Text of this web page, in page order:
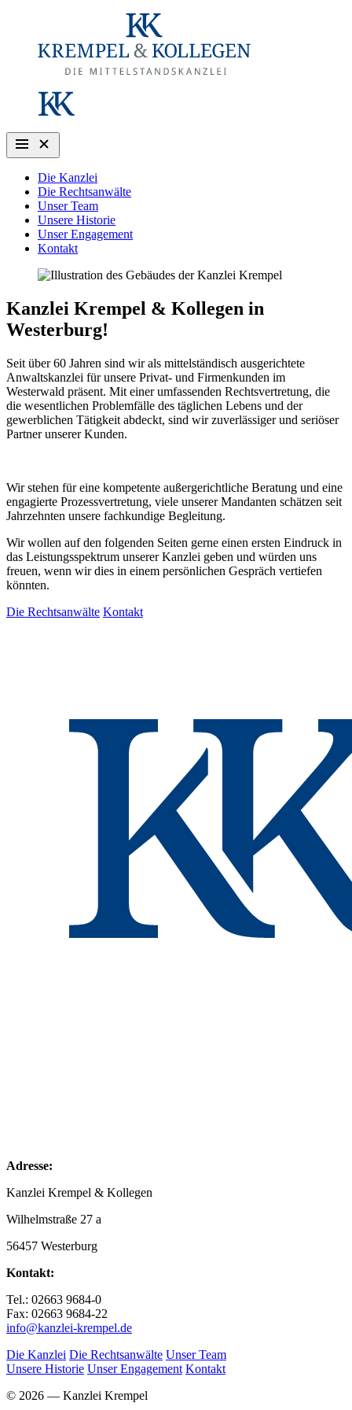
Die Kanzlei
Die Rechtsanwälte
Unser Team
Unsere Historie
Unser Engagement
Kontakt
Kanzlei Krempel & Kollegen in
Westerburg!
Seit über 60 Jahren sind wir als mittelständisch ausgerichtete
Anwaltskanzlei für unsere Privat- und Firmenkunden im
Westerwald präsent. Mit einer umfassenden Rechtsvertretung, die
die wesentlichen Problemfälle des täglichen Lebens und der
gewerblichen Tätigkeit abdeckt, sind wir zuverlässiger und seriöser
Partner unserer Kunden.
Wir stehen für eine kompetente außergerichtliche Beratung und eine
engagierte Prozessvertretung, viele unserer Mandanten schätzen seit
Jahrzehnten unsere fachkundige Begleitung.
Wir wollen auf den folgenden Seiten gerne einen ersten Eindruck in
das Leistungsspektrum unserer Kanzlei geben und würden uns
freuen, wenn wir dies in einem persönlichen Gespräch vertiefen
könnten.
Die Rechtsanwälte Kontakt
Adresse:
Kanzlei Krempel & Kollegen
Wilhelmstraße 27 a
56457 Westerburg
Kontakt:
Tel.: 02663 9684-0
Fax: 02663 9684-22
info@kanzlei-krempel.de
Die Kanzlei Die Rechtsanwälte Unser Team
Unsere Historie Unser Engagement Kontakt
© 2026 — Kanzlei Krempel